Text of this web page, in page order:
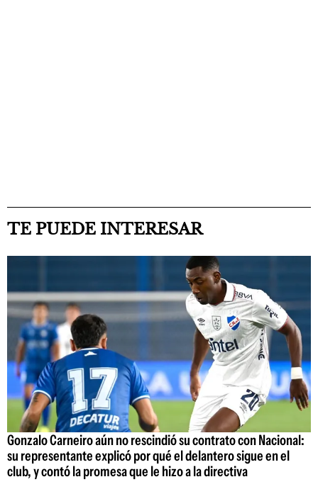
TE PUEDE INTERESAR
Gonzalo Carneiro aún no rescindió su contrato con Nacional:
su representante explicó por qué el delantero sigue en el
club, y contó la promesa que le hizo a la directiva